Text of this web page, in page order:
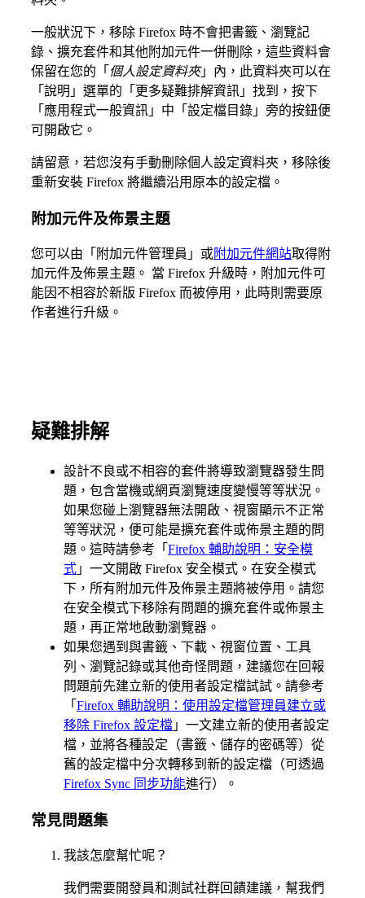
一般狀況下，移除 Firefox 時不會把書籤、瀏覽記
錄、擴充套件和其他附加元件一併刪除，這些資料會
保留在您的「 個人設定資料夾」內，此資料夾可以在
「 說明 」選單的「 更多疑難排解資訊 」找到，按下
「 應用程式一般資訊 」中「設定檔目錄」旁的按鈕便
可開啟它。
請留意，若您沒有手動刪除個人設定資料夾，移除後
重新安裝 Firefox 將繼續沿用原本的設定檔。
附加元件及佈景主題
您可以由「附加元件管理員」或附加元件網站取得附
加元件及佈景主題。 當 Firefox 升級時，附加元件可
能因不相容於新版 Firefox 而被停用，此時則需要原
作者進行升級。
疑難排解
設計不良或不相容的套件將導致瀏覽器發生問
題，包含當機或網頁瀏覽速度變慢等等狀況。
如果您碰上瀏覽器無法開啟、視窗顯示不正常
等等狀況，便可能是擴充套件或佈景主題的問
題。這時請參考「 Firefox 輔助說明：安全模
式 」一文開啟 Firefox 安全模式。在安全模式
下，所有附加元件及佈景主題將被停用。請您
在安全模式下移除有問題的擴充套件或佈景主
題，再正常地啟動瀏覽器。
如果您遇到與書籤、下載、視窗位置、工具
列、瀏覽記錄或其他奇怪問題，建議您在回報
問題前先建立新的使用者設定檔試試。請參考
「 Firefox 輔助說明：使用設定檔管理員建立或
移除 Firefox 設定檔 」一文建立新的使用者設定
檔，並將各種設定（書籤、儲存的密碼等）從
舊的設定檔中分次轉移到新的設定檔（可透過
Firefox Sync 同步功能進行）。
常見問題集
我該怎麼幫忙呢？
我們需要開發員和測試社群回饋建議，幫我們